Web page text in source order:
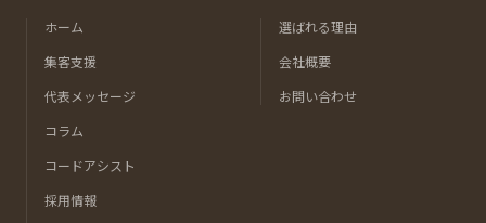
ホーム
集客支援
代表メッセージ
コラム
コードアシスト
採用情報
選ばれる理由
会社概要
お問い合わせ